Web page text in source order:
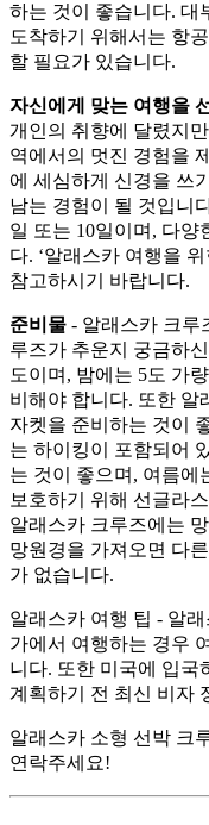
하는 것이 좋습니다. 대
도착하기 위해서는 항
할 필요가 있습니다.
자신에게 맞는 여행을
개인의 취향에 달렸지
역에서의 멋진 경험을
에 세심하게 신경을 쓰
남는 경험이 될 것입니
일 또는 10일이며, 다양
다. ‘알래스카 여행을
참고하시기 바랍니다.
준비물 - 알래스카 크루
루즈가 추운지 궁금하
도이며, 밤에는 5도 가
비해야 합니다. 또한 알
자켓을 준비하는 것이
는 하이킹이 포함되어
는 것이 좋으며, 여름에
보호하기 위해 선글라
알래스카 크루즈에는
망원경을 가져오면 다
가 없습니다.
알래스카 여행 팁 - 알
가에서 여행하는 경우
니다. 또한 미국에 입국
계획하기 전 최신 비자
알래스카 소형 선박 크
연락주세요!